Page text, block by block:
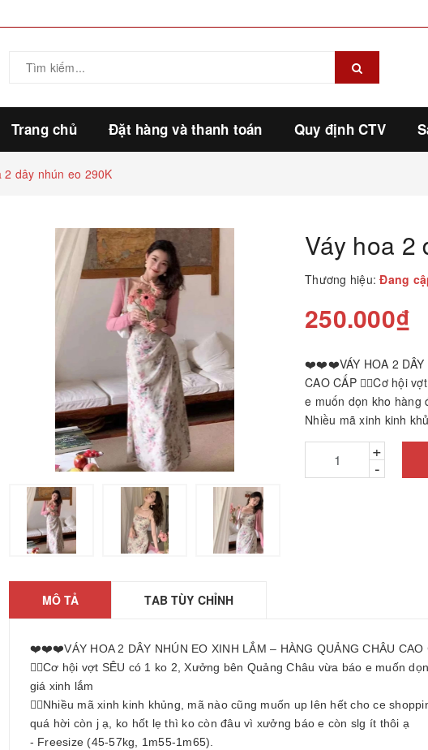
Trang chủ Đặt hàng và thanh toán Quy định CTV
2 dây nhún eo 290K
Váy hoa 2
Thương hiệu: Đang
250.000₫
❤️❤️❤️VÁY HOA 2 DÂY
CAO CẤP 👉🏻Cơ hội
e muốn dọn kho hàng
Nhiều mã xinh kinh
+
-
MÔ TẢ TAB TÙY CHỈNH
❤️❤️❤️VÁY HOA 2 DÂY NHÚN EO XINH LẮM – HÀNG QUẢNG CHÂU CAO
👉🏻Cơ hội vợt SÊU có 1 ko 2, Xưởng bên Quảng Châu vừa báo e muốn
giá xinh lắm
👉🏻Nhiều mã xinh kinh khủng, mã nào cũng muốn up lên hết cho ce
quá hời còn j ạ, ko hốt lẹ thì ko còn đâu vì xưởng báo e còn slg ít thôi ạ
- Freesize (45-57kg, 1m55-1m65).
Thảm ngải cứu hàng
C26010601
22.200₫
MÁY GỌT BÚT CHÌ
TỰ ĐỘNG
T25061806
85.000₫
Lược, búa massage
T25061605